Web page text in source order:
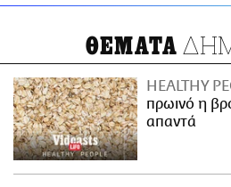
ΘΕΜΑΤΑ
HEALTHY
πρωινό η
απαντά